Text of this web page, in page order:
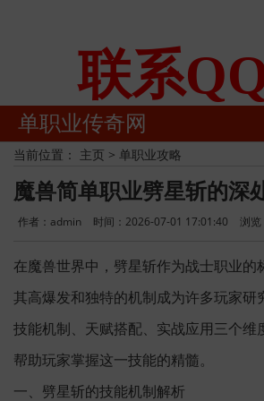
单职业传奇网
当前位置： 主页 > 单职业攻略
魔兽简单职业劈星斩的深
作者：admin 时间：2026-07-01 17:01:40 浏览
在魔兽世界中，劈星斩作为战士职业的
其高爆发和独特的机制成为许多玩家研
技能机制、天赋搭配、实战应用三个维
帮助玩家掌握这一技能的精髓。
一、劈星斩的技能机制解析